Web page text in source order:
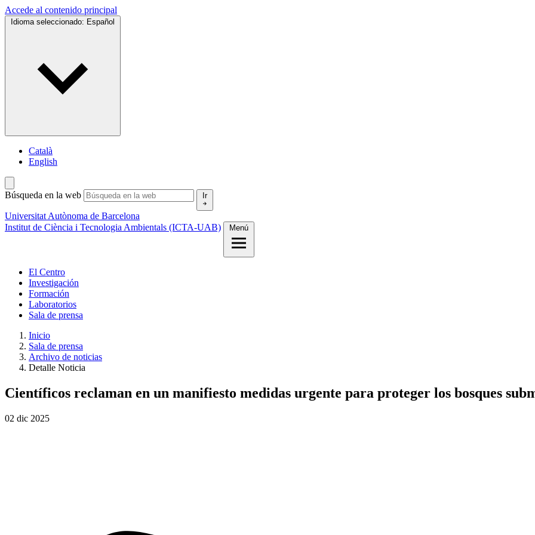
Accede al contenido principal
Idioma seleccionado: Español
Català
English
Búsqueda en la web Ir
Universitat Autònoma de Barcelona
Institut de Ciència i Tecnologia Ambientals (ICTA-UAB)
Menú
El Centro
Investigación
Formación
Laboratorios
Sala de prensa
Inicio
Sala de prensa
Archivo de noticias
Detalle Noticia
Científicos reclaman en un manifiesto medidas urgente para proteger los bosques
02 dic 2025